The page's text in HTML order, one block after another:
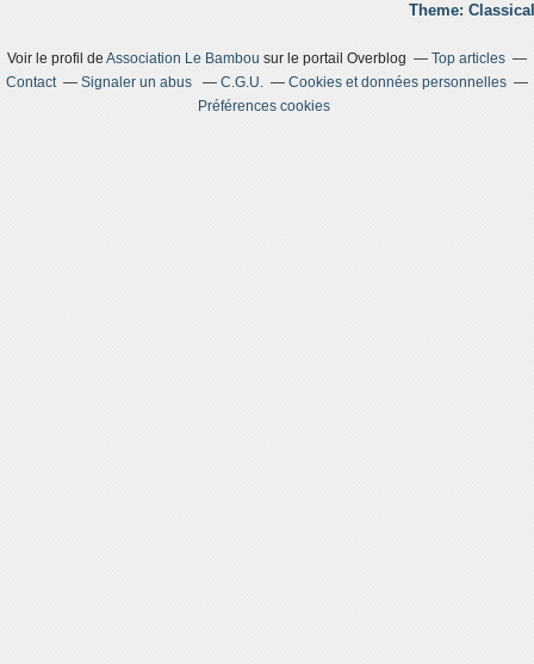
Theme:
Voir le profil de Association Le Bambou sur le portail Overblog
Top articles
Contact
Signaler un abus C.G.U.
Cookies et données personnelles
Préférences cookies